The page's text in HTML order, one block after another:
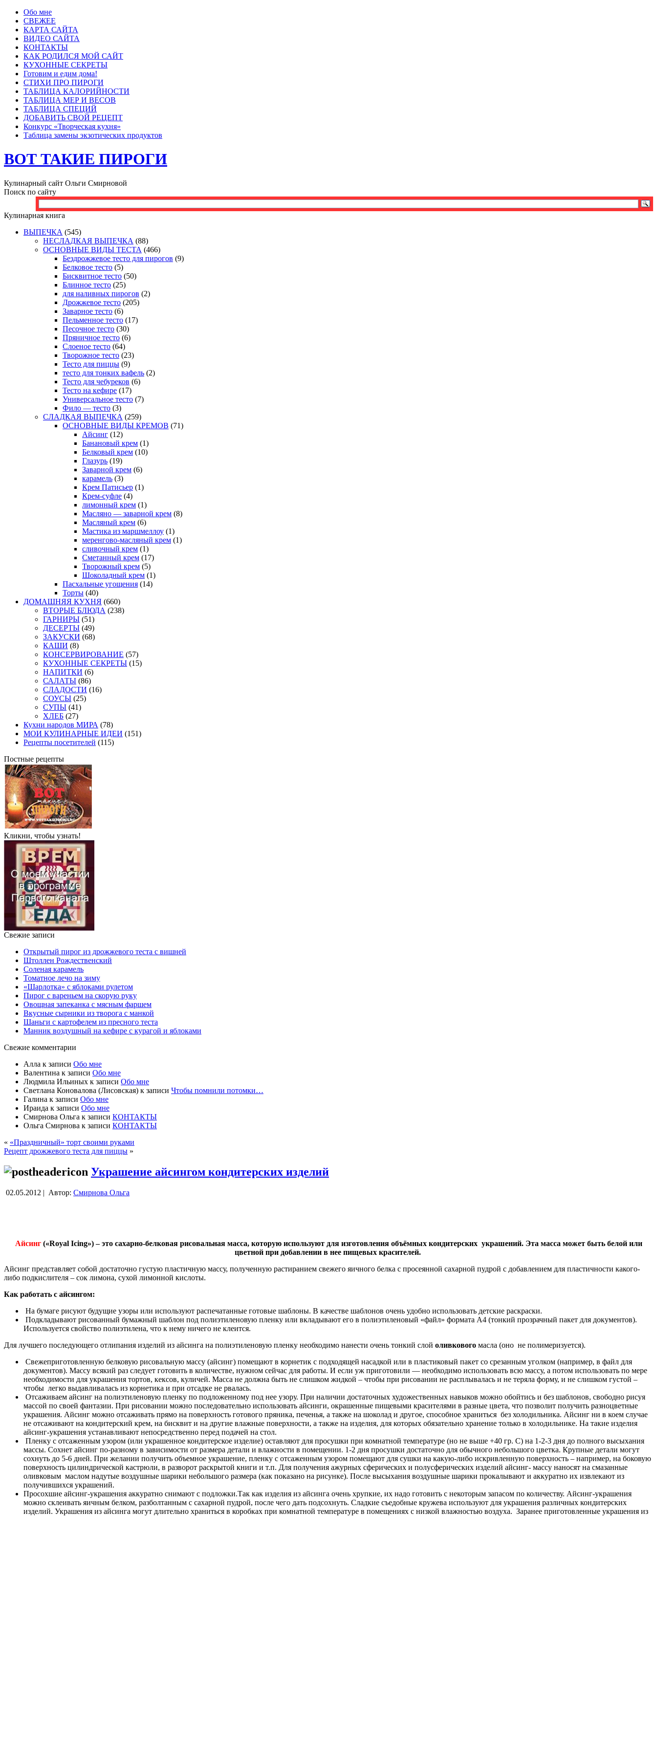
Обо мне
СВЕЖЕЕ
КАРТА САЙТА
ВИДЕО САЙТА
КОНТАКТЫ
КАК РОДИЛСЯ МОЙ САЙТ
КУХОННЫЕ СЕКРЕТЫ
Готовим и едим дома!
СТИХИ ПРО ПИРОГИ
ТАБЛИЦА КАЛОРИЙНОСТИ
ТАБЛИЦА МЕР И ВЕСОВ
ТАБЛИЦА СПЕЦИЙ
ДОБАВИТЬ СВОЙ РЕЦЕПТ
Конкурс «Творческая кухня»
Таблица замены экзотических продуктов
ВОТ ТАКИЕ ПИРОГИ
Кулинарный сайт Ольги Смирновой
Поиск по сайту
Кулинарная книга
ВЫПЕЧКА (545)
НЕСЛАДКАЯ ВЫПЕЧКА (88)
ОСНОВНЫЕ ВИДЫ ТЕСТА (466)
Бездрожжевое тесто для пирогов (9)
Белковое тесто (5)
Бисквитное тесто (50)
Блинное тесто (25)
для наливных пирогов (2)
Дрожжевое тесто (205)
Заварное тесто (6)
Пельменное тесто (17)
Песочное тесто (30)
Пряничное тесто (6)
Слоеное тесто (64)
Творожное тесто (23)
Тесто для пиццы (9)
тесто для тонких вафель (2)
Тесто для чебуреков (6)
Тесто на кефире (17)
Универсальное тесто (7)
Фило — тесто (3)
СЛАДКАЯ ВЫПЕЧКА (259)
ОСНОВНЫЕ ВИДЫ КРЕМОВ (71)
Айсинг (12)
Банановый крем (1)
Белковый крем (10)
Глазурь (19)
Заварной крем (6)
карамель (3)
Крем Патисьер (1)
Крем-суфле (4)
лимонный крем (1)
Масляно — заварной крем (8)
Масляный крем (6)
Мастика из маршмеллоу (1)
меренгово-масляный крем (1)
сливочный крем (1)
Сметанный крем (17)
Творожный крем (5)
Шоколадный крем (1)
Пасхальные угощения (14)
Торты (40)
ДОМАШНЯЯ КУХНЯ (660)
ВТОРЫЕ БЛЮДА (238)
ГАРНИРЫ (51)
ДЕСЕРТЫ (49)
ЗАКУСКИ (68)
КАШИ (8)
КОНСЕРВИРОВАНИЕ (57)
КУХОННЫЕ СЕКРЕТЫ (15)
НАПИТКИ (6)
САЛАТЫ (86)
СЛАДОСТИ (16)
СОУСЫ (25)
СУПЫ (41)
ХЛЕБ (27)
Кухни народов МИРА (78)
МОИ КУЛИНАРНЫЕ ИДЕИ (151)
Рецепты посетителей (115)
Постные рецепты
Кликни, чтобы узнать!
Свежие записи
Открытый пирог из дрожжевого теста с вишней
Штоллен Рождественский
Соленая карамель
Томатное лечо на зиму
«Шарлотка» с яблоками рулетом
Пирог с вареньем на скорую руку
Овощная запеканка с мясным фаршем
Вкусные сырники из творога с манкой
Шаньги с картофелем из пресного теста
Манник воздушный на кефире с курагой и яблоками
Свежие комментарии
Алла к записи Обо мне
Валентина к записи Обо мне
Людмила Ильиных к записи Обо мне
Светлана Коновалова (Лисовская) к записи Чтобы помнили потомки…
Галина к записи Обо мне
Ираида к записи Обо мне
Смирнова Ольга к записи КОНТАКТЫ
Ольга Смирнова к записи КОНТАКТЫ
« «Праздничный» торт своими руками
Рецепт дрожжевого теста для пиццы »
Украшение айсингом кондитерских изделий
02.05.2012 | Автор: Смирнова Ольга
Айсинг(«Royal Icing»)– это сахарно-белковая рисовальная масса, которую используют для изготовления объёмных кондитерских украшений. Эта масса может быть белой или
цветной при добавлении в нее пищевых красителей.
Айсинг представляет собой достаточно густую пластичную массу, полученную растиранием свежего яичного белка с просеянной сахарной пудрой с добавлением для пластичности какого-
либо подкислителя – сок лимона, сухой лимонной кислоты.
Как работать с айсингом:
На бумаге рисуют будущие узоры или используют распечатанные готовые шаблоны. В качестве шаблонов очень удобно использовать детские раскраски.
Подкладывают рисованный бумажный шаблон под полиэтиленовую пленку или вкладывают его в полиэтиленовый «файл» формата А4 (тонкий прозрачный пакет для документов).
Используется свойство полиэтилена, что к нему ничего не клеится.
Для лучшего последующего отлипания изделий из айсинга на полиэтиленовую пленку необходимо нанести очень тонкий слой оливкового масла (оно не полимеризуется).
Свежеприготовленную белковую рисовальную массу (айсинг) помещают в корнетик с подходящей насадкой или в пластиковый пакет со срезанным уголком (например, в файл для
документов). Массу всякий раз следует готовить в количестве, нужном сейчас для работы. И если уж приготовили — необходимо использовать всю массу, а потом использовать по мере
необходимости для украшения тортов, кексов, куличей. Масса не должна быть не слишком жидкой – чтобы при рисовании не расплывалась и не теряла форму, и не слишком густой –
чтобы легко выдавливалась из корнетика и при отсадке не рвалась.
Отсаживаем айсинг на полиэтиленовую пленку по подложенному под нее узору. При наличии достаточных художественных навыков можно обойтись и без шаблонов, свободно рисуя
массой по своей фантазии. При рисовании можно последовательно использовать айсинги, окрашенные пищевыми красителями в разные цвета, что позволит получить разноцветные
украшения. Айсинг можно отсаживать прямо на поверхность готового пряника, печенья, а также на шоколад и другое, способное храниться без холодильника. Айсинг ни в коем случае
не отсаживают на кондитерский крем, на бисквит и на другие влажные поверхности, а также на изделия, для которых обязательно хранение только в холодильнике. На такие изделия
айсинг-украшения устанавливают непосредственно перед подачей на стол.
Пленку с отсаженным узором (или украшенное кондитерское изделие) оставляют для просушки при комнатной температуре (но не выше +40 гр. С) на 1-2-3 дня до полного высыхания
массы. Сохнет айсинг по-разному в зависимости от размера детали и влажности в помещении. 1-2 дня просушки достаточно для обычного небольшого цветка. Крупные детали могут
сохнуть до 5-6 дней. При желании получить объемное украшение, пленку с отсаженным узором помещают для сушки на какую-либо искривленную поверхность – например, на боковую
поверхность цилиндрической кастрюли, в разворот раскрытой книги и т.п. Для получения ажурных сферических и полусферических изделий айсинг- массу наносят на смазанные
оливковым маслом надутые воздушные шарики небольшого размера (как показано на рисунке). После высыхания воздушные шарики прокалывают и аккуратно их извлекают из
получившихся украшений.
Просохшие айсинг-украшения аккуратно снимают с подложки.Так как изделия из айсинга очень хрупкие, их надо готовить с некоторым запасом по количеству. Айсинг-украшения
можно склеивать яичным белком, разболтанным с сахарной пудрой, после чего дать подсохнуть. Сладкие съедобные кружева используют для украшения различных кондитерских
изделий. Украшения из айсинга могут длительно храниться в коробках при комнатной температуре в помещениях с низкой влажностью воздуха. Заранее приготовленные украшения из